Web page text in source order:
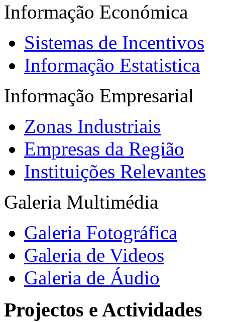
Informação Económica
Sistemas de Incentivos
Informação Estatistica
Informação Empresarial
Zonas Industriais
Empresas da Região
Instituições Relevantes
Galeria Multimédia
Galeria Fotográfica
Galeria de Videos
Galeria de Áudio
Projectos e Actividades